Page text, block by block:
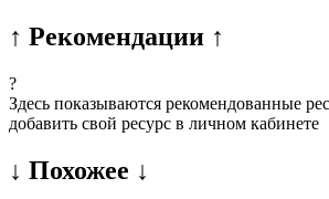
↑ Рекомендации ↑
?
Здесь показываются рекомендованные
добавить свой ресурс в личном кабинете
↓ Похожее ↓